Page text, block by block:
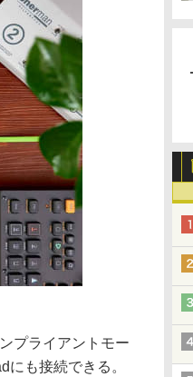
プライアントモー
も接続できる。